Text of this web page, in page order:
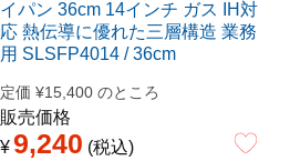
イパン 36cm 14インチ ガス IH対
応 熱伝導に優れた三層構造 業務
用 SLSFP4014 / 36cm
定価 ¥15,400 のところ
販売価格
¥9,240 税込